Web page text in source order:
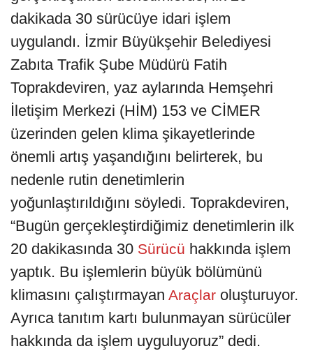
dakikada 30 sürücüye idari işlem
uygulandı. İzmir Büyükşehir Belediyesi
Zabıta Trafik Şube Müdürü Fatih
Toprakdeviren, yaz aylarında Hemşehri
İletişim Merkezi (HİM) 153 ve CİMER
üzerinden gelen klima şikayetlerinde
önemli artış yaşandığını belirterek, bu
nedenle rutin denetimlerin
yoğunlaştırıldığını söyledi. Toprakdeviren,
“Bugün gerçekleştirdiğimiz denetimlerin ilk
20 dakikasında 30 Sürücü hakkında işlem
yaptık. Bu işlemlerin büyük bölümünü
klimasını çalıştırmayan Araçlar oluşturuyor.
Ayrıca tanıtım kartı bulunmayan sürücüler
hakkında da işlem uyguluyoruz” dedi.